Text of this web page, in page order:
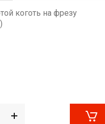
коготь на фрезу